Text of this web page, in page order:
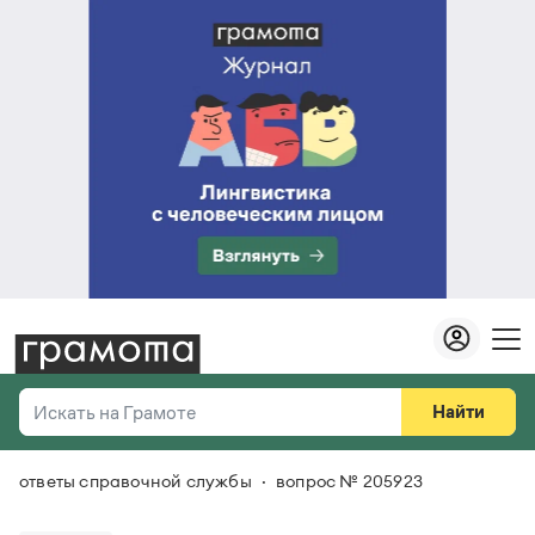
Искать на Грамоте
Справочная служба
Найти
Везде
ответы справочной службы вопрос № 205923